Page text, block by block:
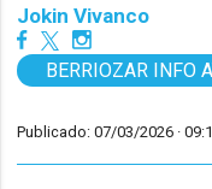
Jokin Vivanco
BERRIOZAR INFO
Publicado: 07/03/2026 ·